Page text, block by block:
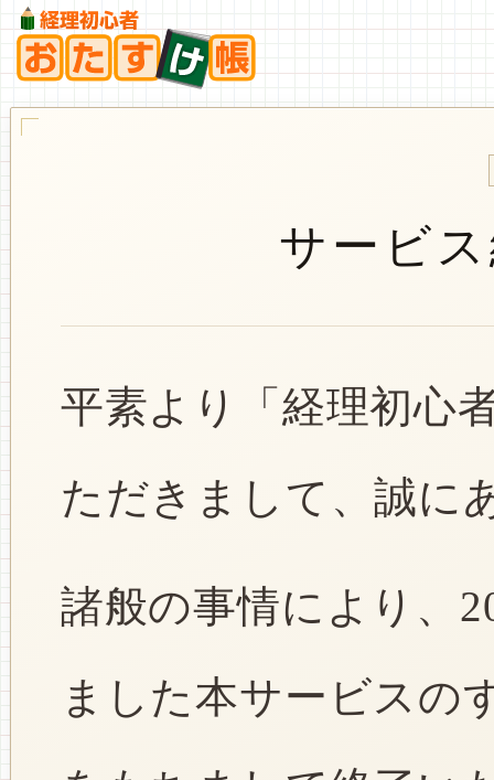
サービ
平素より「経理初心
ただきまして、誠に
諸般の事情により、
ました本サービスの